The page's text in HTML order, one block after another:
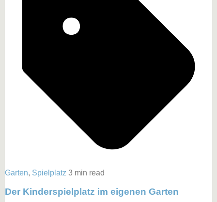
Garten, Spielplatz 3 min read
Der Kinderspielplatz im eigenen Garten